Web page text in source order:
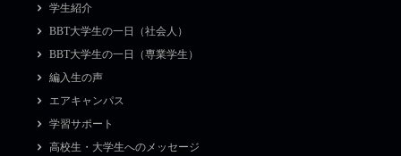
学生紹介
BBT大学生の一日（社会人）
BBT大学生の一日（専業学生）
編入生の声
エアキャンパス
学習サポート
高校生・大学生へのメッセージ